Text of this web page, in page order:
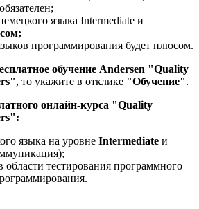
языка Intermediate и
программирования будет плюсом.
обучение Andersen "Quality
, то укажите в отклике "Обучение".
онлайн-курса "Quality
языка на уровне Intermediate и
области тестирования программного